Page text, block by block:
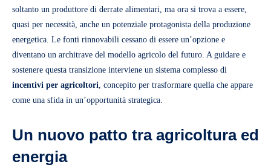
soltanto un produttore di derrate alimentari, ma ora si trova a essere,
quasi per necessità, anche un potenziale protagonista della produzione
energetica. Le fonti rinnovabili cessano di essere un’opzione e
diventano un architrave del modello agricolo del futuro. A guidare e
sostenere questa transizione interviene un sistema complesso di
incentivi per agricoltori, concepito per trasformare quella che appare
come una sfida in un’opportunità strategica.
Un nuovo patto tra agricoltura ed
energia